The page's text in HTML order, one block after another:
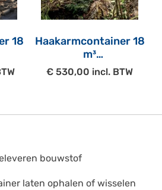
18
Haakarmcontainer 18
m³
Groenafval
€ 530,00 incl. BTW
bouwstof
laten ophalen of wisselen